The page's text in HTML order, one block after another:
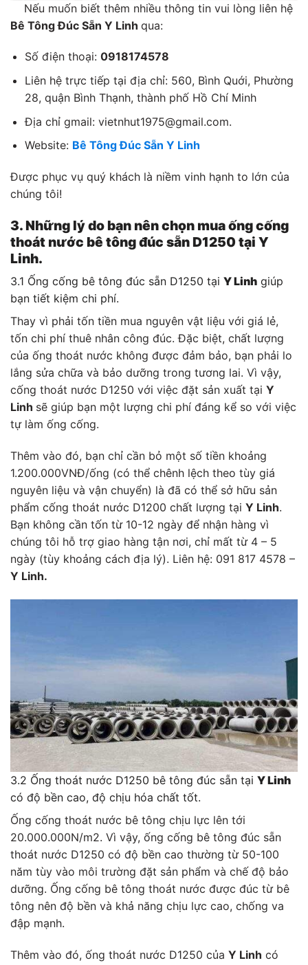
Nếu muốn biết thêm nhiều thông tin vui lòng liên hệ
Bê Tông Đúc Sẵn Y Linh qua:
Số điện thoại: 0918174578
Liên hệ trực tiếp tại địa chỉ: 560, Bình Quới, Phường
28, quận Bình Thạnh, thành phố Hồ Chí Minh
Địa chỉ gmail: vietnhut1975@gmail.com.
Website: Bê Tông Đúc Sẵn Y Linh
Được phục vụ quý khách là niềm vinh hạnh to lớn của
chúng tôi!
3. Những lý do bạn nên chọn mua ống cống
thoát nước bê tông đúc sẵn D1250 tại Y
Linh.
3.1 Ống cống bê tông đúc sẵn D1250 tại Y Linh giúp
bạn tiết kiệm chi phí.
Thay vì phải tốn tiền mua nguyên vật liệu với giá lẻ,
tốn chi phí thuê nhân công đúc. Đặc biệt, chất lượng
của ống thoát nước không được đảm bảo, bạn phải lo
lắng sửa chữa và bảo dưỡng trong tương lai. Vì vậy,
cống thoát nước D1250 với việc đặt sản xuất tại Y
Linh sẽ giúp bạn một lượng chi phí đáng kể so với việc
tự làm ống cống.
Thêm vào đó, bạn chỉ cần bỏ một số tiền khoảng
1.200.000VNĐ/ống (có thể chênh lệch theo tùy giá
nguyên liệu và vận chuyển) là đã có thể sở hữu sản
phẩm cống thoát nước D1200 chất lượng tại Y Linh.
Bạn không cần tốn từ 10-12 ngày để nhận hàng vì
chúng tôi hỗ trợ giao hàng tận nơi, chỉ mất từ 4 – 5
ngày (tùy khoảng cách địa lý). Liên hệ: 091 817 4578 –
Y Linh.
3.2 Ống thoát nước D1250 bê tông đúc sẵn tại Y Linh
có độ bền cao, độ chịu hóa chất tốt.
Ống cống thoát nước bê tông chịu lực lên tới
20.000.000N/m2. Vì vậy, ống cống bê tông đúc sẵn
thoát nước D1250 có độ bền cao thường từ 50-100
năm tùy vào môi trường đặt sản phẩm và chế độ bảo
dưỡng. Ống cống bê tông thoát nước được đúc từ bê
tông nên độ bền và khả năng chịu lực cao, chống va
đập mạnh.
Thêm vào đó, ống thoát nước D1250 của Y Linh có